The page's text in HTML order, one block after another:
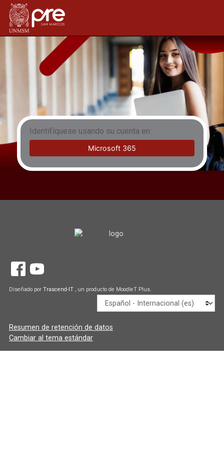
Salta al contenido principal
Preuniversitario San Marcos
Identifíquese usando su cuenta en:
Microsoft 365
Diseñado por Trascend-IT , un producto de MoodleT Plus.
Idioma
Resumen de retención de datos
Cambiar al tema estándar